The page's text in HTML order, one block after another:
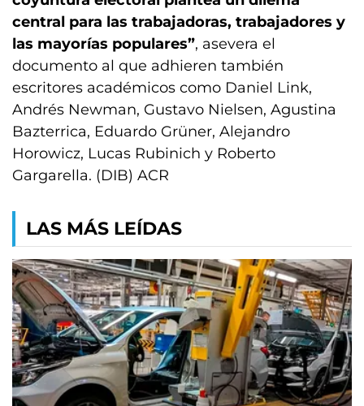
central para las trabajadoras, trabajadores y
las mayorías populares”, asevera el
documento al que adhieren también
escritores académicos como Daniel Link,
Andrés Newman, Gustavo Nielsen, Agustina
Bazterrica, Eduardo Grüner, Alejandro
Horowicz, Lucas Rubinich y Roberto
Gargarella. (DIB) ACR
LAS MÁS LEÍDAS